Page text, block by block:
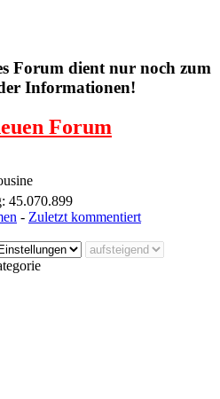
Forum dient nur noch zum
Informationen!
Forum
45.070.899
- Zuletzt kommentiert